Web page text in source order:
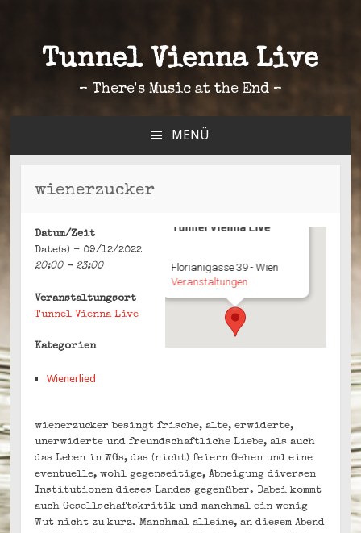
Tunnel Vienna Live
– There's Music at the End –
MENÜ
SPRINGEN
wienerzucker
Tunnel Vienna Live
Florianigasse 39 - Wien
Veranstaltungen
Datum/Zeit
Date(s) - 09/12/2022
20:00 - 23:00
Veranstaltungsort
Tunnel Vienna Live
Kategorien
Wienerlied
wienerzucker besingt frische, alte, erwiderte,
unerwiderte und freundschaftliche Liebe, als auch
das Leben in WGs, das (nicht) feiern Gehen und eine
eventuelle, wohl gegenseitige, Abneigung diversen
Institutionen dieses Landes gegenüber. Dabei kommt
auch Gesellschaftskritik und manchmal ein wenig
Wut nicht zu kurz. Manchmal alleine, an diesem Abend